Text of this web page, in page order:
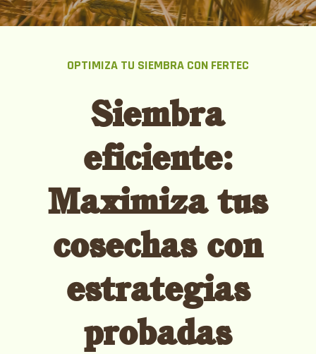
OPTIMIZA TU SIEMBRA CON FERTEC
Siembra
eficiente:
Maximiza tus
cosechas con
estrategias
probadas